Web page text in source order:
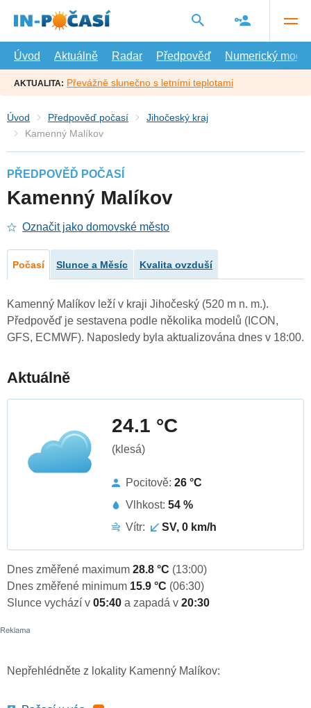
hlavní
Úvod
Aktuálně Radar Předpověď Numerický model
AKTUALITA: Převážně slunečno s letními teplotami
Úvod Předpověď počasí
Jihočeský kraj
Kamenný Malíkov
PŘEDPOVĚĎ POČASÍ
Kamenný Malíkov
Označit jako domovské město
Počasí Slunce a Měsíc Kvalita ovzduší
Kamenný Malíkov leží v kraji Jihočeský (520 m n. m.).
Předpověď je sestavena podle několika modelů (ICON,
GFS, ECMWF). Naposledy byla aktualizována dnes v 18:00.
Aktuálně
24.1 °C
(klesá)
Pocitově: 26 °C
Vlhkost: 54 %
Vítr:
SV, 0 km/h
Dnes změřené maximum 28.8 °C (13:00)
Dnes změřené minimum 15.9 °C (06:30)
Slunce vychází v 05:40 a zapadá v 20:30
Nepřehlédněte z lokality Kamenný Malíkov: